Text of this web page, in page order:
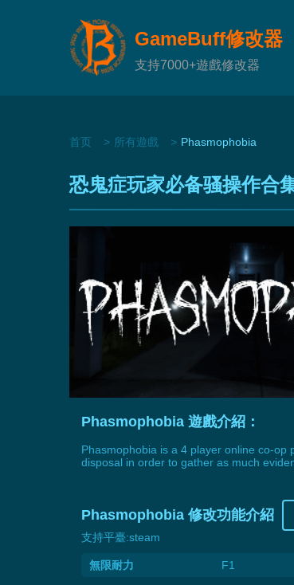
GameBuff修改器
支持7000+遊戲修改器
首页 所有遊戲 Phasmophobia
恐鬼症玩家必备骚操作合
Phasmophobia 遊戲介紹：
Phasmophobia is a 4 player online co-op
disposal in order to gather as much
Phasmophobia 修改功能介紹
支持平臺:steam
無限耐力 F1